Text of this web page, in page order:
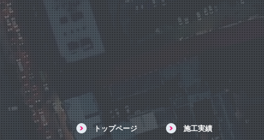
トップページ 施工実績